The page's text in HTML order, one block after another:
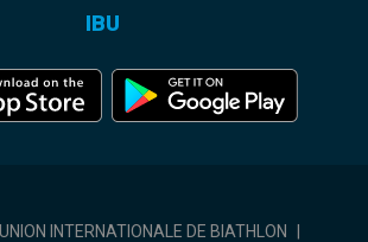
IBU
INTERNATIONALE DE BIATHLON